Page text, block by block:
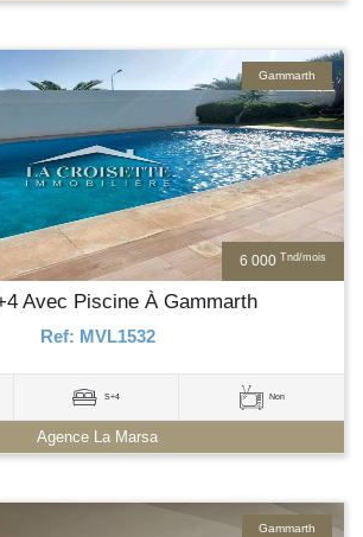
6 000 Tnd/mois
Gammarth
Avec Piscine À Gammarth
Ref: MVL1532
S+4 Non
Agence La Marsa
Gammarth